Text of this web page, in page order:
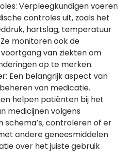
Verpleegkundigen voeren
controles uit, zoals het
hartslag, temperatuur
monitoren ook de
van ziekten om
op te merken.
Een belangrijk aspect van
van medicatie.
helpen patiënten bij het
medicijnen volgens
schema’s, controleren of er
andere geneesmiddelen
over het juiste gebruik